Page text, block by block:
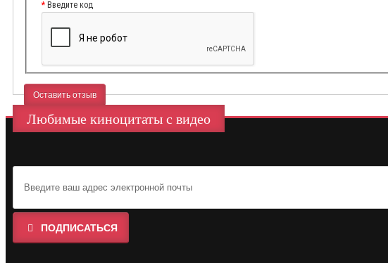
Введите код
Оставить отзыв
Любимые киноцитаты с видео
ПОДПИСАТЬСЯ